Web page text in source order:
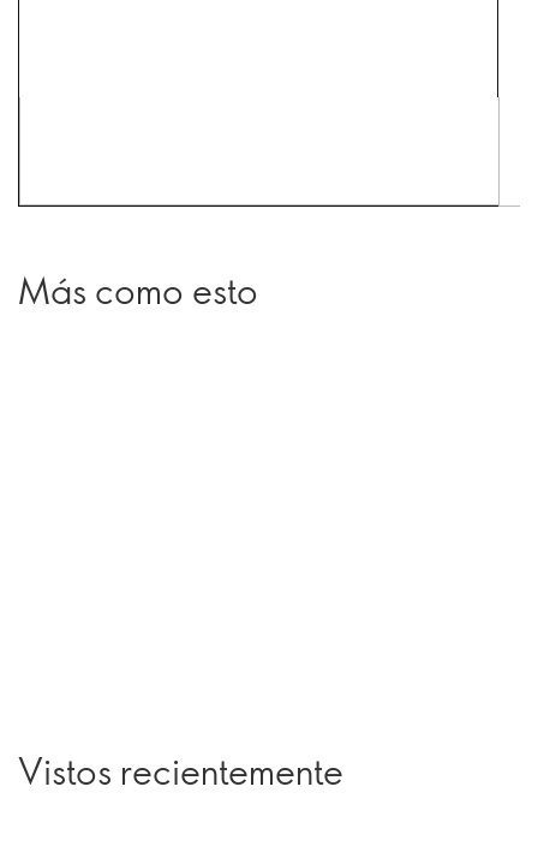
Más como esto
Vistos recientemente